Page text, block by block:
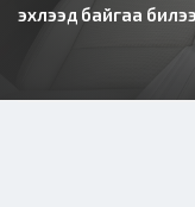
эхлээд байгаа